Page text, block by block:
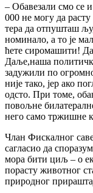
– Обавезали смо се
000 не могу да
тера да отпушташ
номинало, а то је
ћете сиромашити!
Даље,наша
задужили по
није тако, јер ако
одсто. При томе,
повољне
него само тржишне
Члан Фискалног
сагласио да
мора бити циљ – о
порасту животног
природног